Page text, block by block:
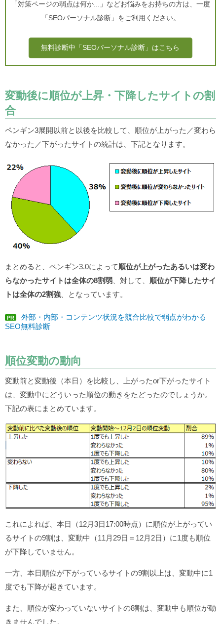
「対策ページの弱点は何か...」などお悩みをお持ちの方は、一度
「SEOパーソナル診断」をご利用ください。
無料診断中「SEOパーソナル診断」はこちら
変動後に順位が上昇・下降したサイトの割
合
ペンギン3展開以前と以後を比較して、順位が上がった／変わら
なかった／下がったサイトの統計は、下記となります。
まとめると、ペンギン3.0によって順位が上がったあるいは変わ
らなかったサイトは全体の8割弱 、対して、 順位が下降したサイ
トは全体の2割強 、となっています。
PR
外部・内部・コンテンツ状況を競合比較で弱点がわかる
SEO無料診断
順位変動の動向
変動前と変動後（本日）を比較し、上がったor下がったサイト
は、変動中にどういった順位の動きをたどったのでしょうか。
下記の表にまとめています。
これによれば、本日（12月3日17:00時点）に順位が上がってい
るサイトの9割は、変動中（11月29日＝12月2日）に1度も順位
が下降していません。
一方、本日順位が下がっているサイトの9割以上は、変動中に1
度でも下降が起きています。
また、順位が変わっていないサイトの8割は、変動中も順位が動
きませんでした。